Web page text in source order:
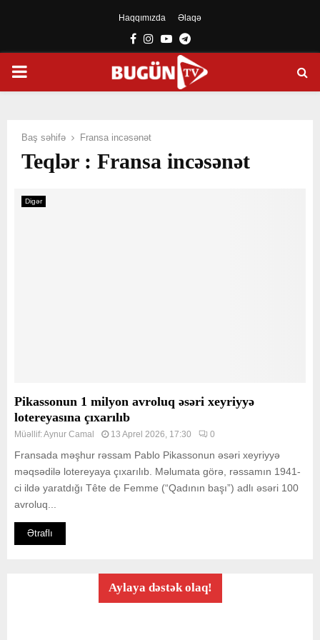
Haqqımızda Əlaqə
Facebook
Instagram
YoutubeTelegram
PRIMARY
Baş səhifə Fransa incəsənət
Teqlər : Fransa incəsənət
Digər
Pikassonun 1 milyon avroluq əsəri xeyriyyə
lotereyasına çıxarılıb
Müəllif:Aynur Camal 13 Aprel 2026, 17:30 0
Fransada məşhur rəssam Pablo Pikassonun əsəri xeyriyyə
məqsədilə lotereyaya çıxarılıb. Məlumata görə, rəssamın 1941-
ci ildə yaratdığı Tête de Femme (“Qadının başı”) adlı əsəri 100
avroluq...
Ətraflı
Aylaya dəstək olaq!